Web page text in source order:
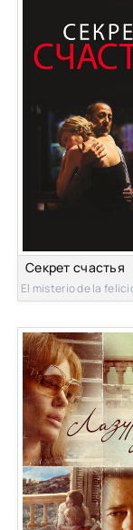
Секрет счастья
El misterio de la